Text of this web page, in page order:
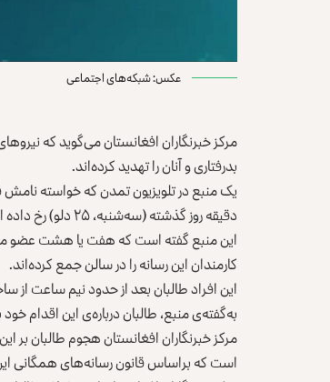
عکس: شبکه‌های اجتماعی
مرکز خبرنگاران افغانستان می‌گوید که
بدرفتاری و آنان را تهدید کرده‌اند.
دقیقه روز گذشته (سه‌شنبه، ۲۵ دلو) رخ داده است.
این منبع گفته است که هفت یا هشت عضو مسلح
کارمندان این رسانه را در سالن جمع کرده‌اند.
این افراد طالبان بعد از حدود نیم ساعت از
به‌گفته‌ی منبع، طالبان درباره‌ی این اقدام
مرکز خبرنگاران افغانستان هجوم طالبان بر
است که براساس قانون رسانه‌های همگانی